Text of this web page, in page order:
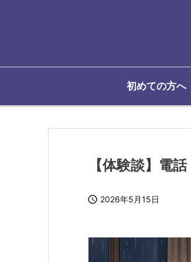
初めての方へ
【体験談】電
 2026年5月15日